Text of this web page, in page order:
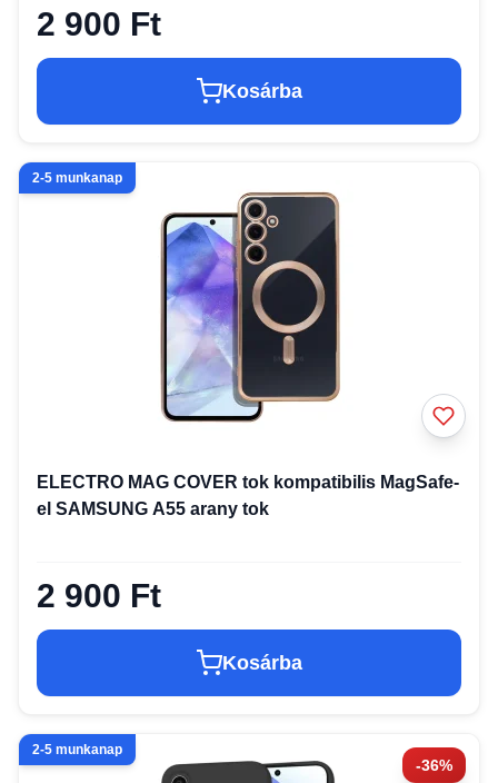
2 900 Ft
Kosárba
2-5 munkanap
ELECTRO MAG COVER tok kompatibilis MagSafe-
el SAMSUNG A55 arany tok
2 900 Ft
Kosárba
-36%
2-5 munkanap